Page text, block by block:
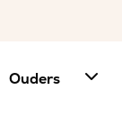
Ouders